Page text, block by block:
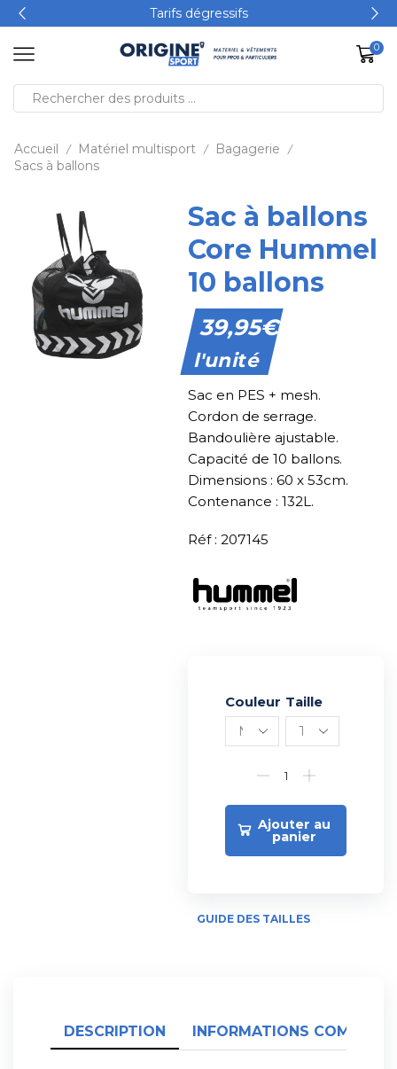
Tarifs dégressifs
0
Accueil / Matériel multisport / Bagagerie /
Sacs à ballons
Sac à ballons
Core Hummel
10 ballons
39,95€
l'unité
Sac en PES + mesh.
Cordon de serrage.
Bandoulière ajustable.
Capacité de 10 ballons.
Dimensions : 60 x 53cm.
Contenance : 132L.
Réf : 207145
Couleur Taille
Ajouter au
panier
Alternative:
GUIDE DES TAILLES
DESCRIPTION INFORMATIONS